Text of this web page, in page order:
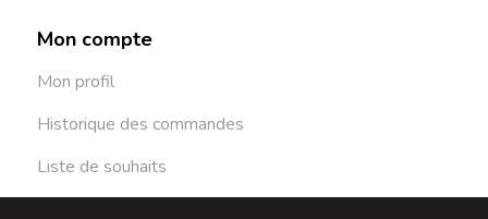
Mon compte
Mon profil
Historique des commandes
Liste de souhaits